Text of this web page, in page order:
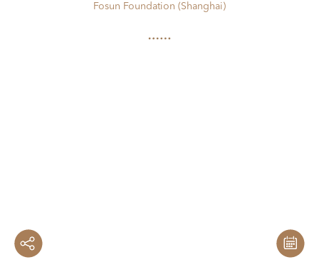
Fosun Foundation (Shanghai)